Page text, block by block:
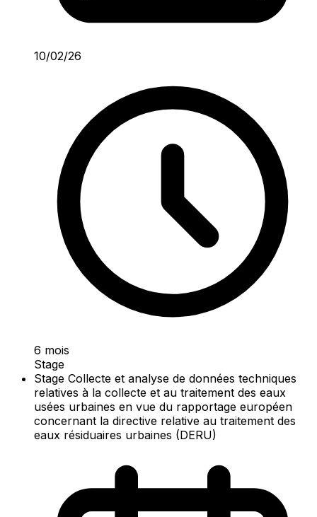
10/02/26
6 mois
Stage
Stage Collecte et analyse de données techniques
relatives à la collecte et au traitement des eaux
usées urbaines en vue du rapportage européen
concernant la directive relative au traitement des
eaux résiduaires urbaines (DERU)